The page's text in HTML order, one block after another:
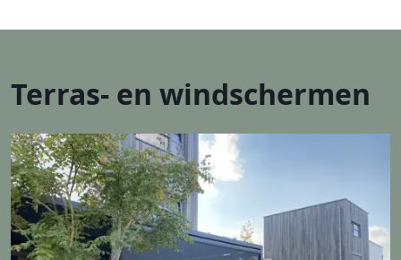
Terras- en windschermen